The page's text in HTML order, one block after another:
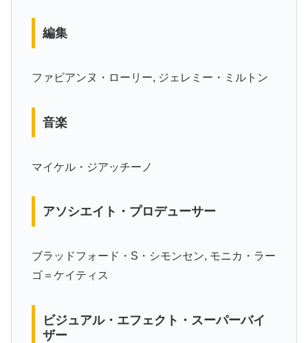
編集
ファビアンヌ・ローリー, ジェレミー・ミルトン
音楽
マイケル・ジアッチーノ
アソシエイト・プロデューサー
ブラッドフォード・S・シモンセン, モニカ・ラー
ゴ＝ケイティス
ビジュアル・エフェクト・スーパーバイ
ザー